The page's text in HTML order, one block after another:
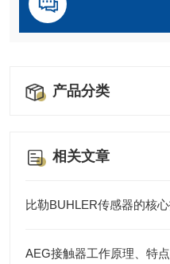
技术优势
产品分类
相关文章
比勒BUHLER传感器的核
AEG接触器工作原理、特